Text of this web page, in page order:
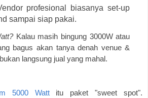
profesional biasanya set-up
sampai siap pakai.
Kalau masih bingung 3000W atau
bagus akan tanya denah venue &
langsung jual yang mahal.
5000 Wattitu paket "sweet spot".